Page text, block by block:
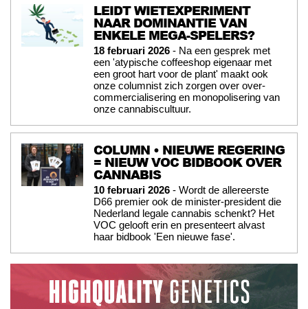
LEIDT WIETEXPERIMENT
NAAR DOMINANTIE VAN
ENKELE MEGA-SPELERS?
18 februari 2026 - Na een gesprek met
een 'atypische coffeeshop eigenaar met
een groot hart voor de plant' maakt ook
onze columnist zich zorgen over over-
commercialisering en monopolisering van
onze cannabiscultuur.
COLUMN • NIEUWE REGERING
= NIEUW VOC BIDBOOK OVER
CANNABIS
10 februari 2026 - Wordt de allereerste
D66 premier ook de minister-president die
Nederland legale cannabis schenkt? Het
VOC gelooft erin en presenteert alvast
haar bidbook 'Een nieuwe fase'.